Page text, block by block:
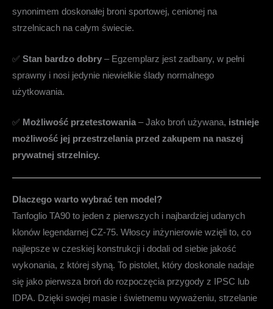
synonimem doskonałej broni sportowej, cenionej na
strzelnicach na całym świecie.
✅ Stan bardzo dobry – Egzemplarz jest zadbany, w pełni
sprawny i nosi jedynie niewielkie ślady normalnego
użytkowania.
✅ Możliwość przetestowania – Jako broń używana, istnieje
możliwość jej przestrzelania przed zakupem na naszej
prywatnej strzelnicy.
Dlaczego warto wybrać ten model?
Tanfoglio TA90 to jeden z pierwszych i najbardziej udanych
klonów legendarnej CZ-75. Włoscy inżynierowie wzięli to, co
najlepsze w czeskiej konstrukcji i dodali od siebie jakość
wykonania, z której słyną. To pistolet, który doskonale nadaje
się jako pierwsza broń do rozpoczęcia przygody z IPSC lub
IDPA. Dzięki swojej masie i świetnemu wyważeniu, strzelanie